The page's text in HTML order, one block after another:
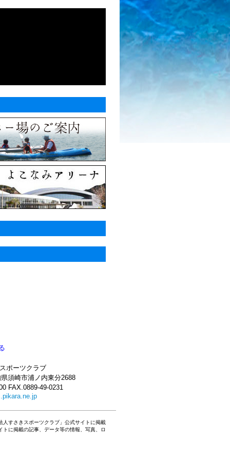
ポーツクラブ
須崎市浦ノ内東分2688
FAX.0889-49-0231
すさきスポーツクラブ」公式サイトに掲載
に掲載の記事、データ等の情報、写真、ロ